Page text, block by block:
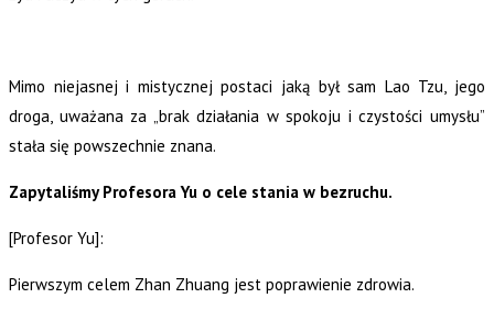
Mimo niejasnej i mistycznej postaci jaką był sam Lao Tzu, jego
droga, uważana za „brak działania w spokoju i czystości umysłu”
stała się powszechnie znana.
Zapytaliśmy Profesora Yu o cele stania w bezruchu.
[Profesor Yu]:
Pierwszym celem Zhan Zhuang jest poprawienie zdrowia.